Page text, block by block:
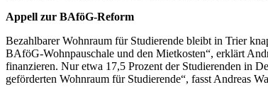
Appell zur BAföG-Reform
Bezahlbarer Wohnraum für Studierende bleibt in Trier
BAföG-Wohnpauschale und den Mietkosten“, erklärt
finanzieren. Nur etwa 17,5 Prozent der Studierenden in
geförderten Wohnraum für Studierende“, fasst Andreas